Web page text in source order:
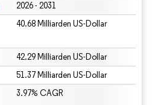
2026 - 2031
40.68 Milliarden US-Dollar
42.29 Milliarden US-Dollar
51.37 Milliarden US-Dollar
3.97% CAGR